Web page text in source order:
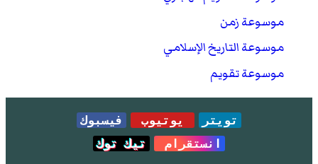
موسوعة زمن
موسوعة التاريخ الإسلامي
موسوعة تقويم
تويتر يوتيوب
فيسبوك
انستقرام
تيك توك